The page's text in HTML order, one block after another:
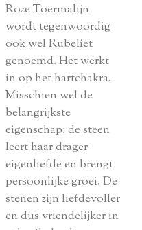
Roze Toermalijn
wordt tegenwoordig
ook wel Rubeliet
genoemd. Het werkt
in op het hartchakra.
Misschien wel de
belangrijkste
eigenschap: de steen
leert haar drager
eigenliefde en brengt
persoonlijke groei. De
stenen zijn liefdevoller
en dus vriendelijker in